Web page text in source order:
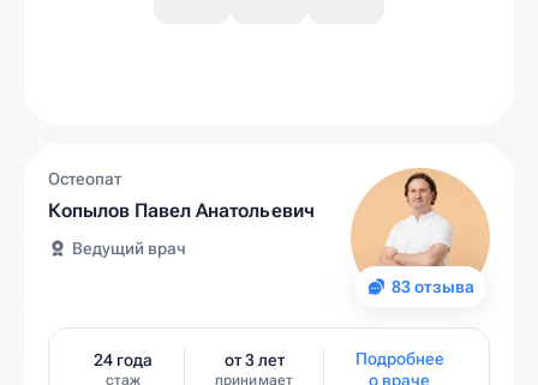
83 отзыва
Остеопат
Копылов Павел Анатольевич
Ведущий врач
24 года
стаж
от 3 лет
принимает
Подробнее
о враче